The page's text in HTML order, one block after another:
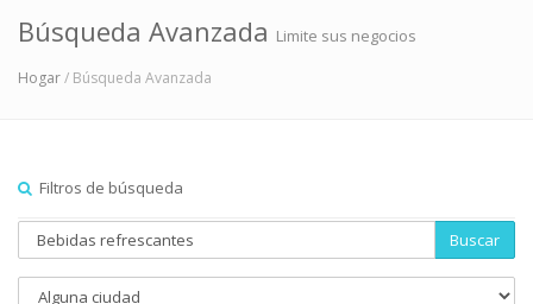
Búsqueda Avanzada Limite sus negocios
Hogar/ Búsqueda Avanzada
Filtros de búsqueda
Buscar